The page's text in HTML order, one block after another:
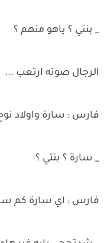
_ بنتي ؟ ياهو منهم ؟
الرجال صوته ارتعب ...
فارس : سارة واولاد
_ سارة ؟ بنتي ؟
فارس : اي سارة كم